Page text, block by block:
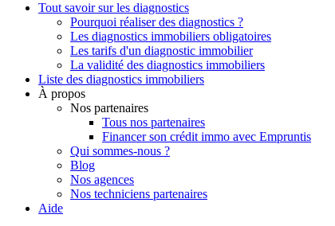
Tout savoir sur les diagnostics
Pourquoi réaliser des diagnostics ?
Les diagnostics immobiliers obligatoires
Les tarifs d'un diagnostic immobilier
La validité des diagnostics immobiliers
Liste des diagnostics immobiliers
À propos
Nos partenaires
Tous nos partenaires
Financer son crédit immo avec Empruntis
Qui sommes-nous ?
Blog
Nos agences
Nos techniciens partenaires
Aide